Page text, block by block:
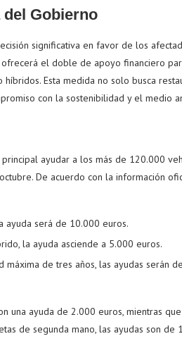
Gobierno
significativa en favor de los
ofrecerá el doble de apoyo financiero
Esta medida no solo busca
con la sostenibilidad y el medio
ayudar a los más de 120.000
De acuerdo con la información
ayuda será de 10.000 euros.
la ayuda asciende a 5.000 euros.
máxima de tres años, las ayudas serán
una ayuda de 2.000 euros, mientras
de segunda mano, las ayudas son de